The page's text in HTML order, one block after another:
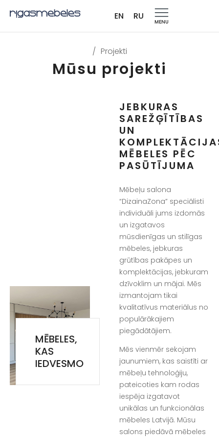
EN RU
MENU
/ Projekti
Mūsu projekti
MĒBELES,
KAS
IEDVESMO
JEBKURAS
SAREŽĢĪTĪBAS
UN
MĒBELES PĒC
PASŪTĪJUMA
Mēbeļu salona
“DizainaZona” speciālisti
individuāli jums izdomās
un izgatavos
mūsdienīgas un stilīgas
mēbeles, jebkuras
grūtības pakāpes un
komplektācijas, jebkuram
dzīvoklim un mājai. Mēs
izmantojam tikai
kvalitatīvus materiālus no
populārākajiem
piegādātājiem.
Mēs vienmēr sekojam
jaunumiem, kas saistīti ar
mēbeļu tehnoloģiju,
pateicoties kam rodas
iespēja izgatavot
unikālas un funkcionālas
mēbeles Latvijā. Mūsu
salons piedāvā mēbeles